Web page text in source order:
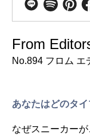
From
No.894 フロム エ
あなたはどのタ
なぜスニーカー